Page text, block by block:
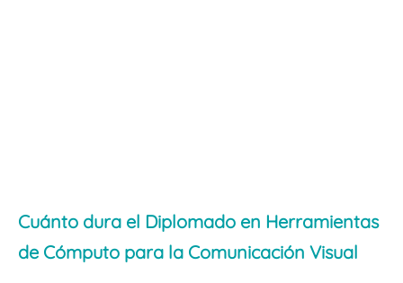
Cuánto dura el Diplomado en Herramientas
de Cómputo para la Comunicación Visual